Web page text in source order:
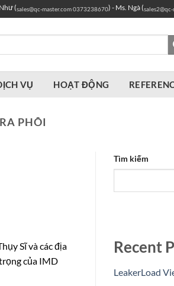
(sales@qc-master.com0373238670) - Ms. Ngà (
VỤ HOẠT ĐỘNG
PHÔI
Sĩ và các địa
của IMD
Tìm kiếm
Recent
LeakerLoad